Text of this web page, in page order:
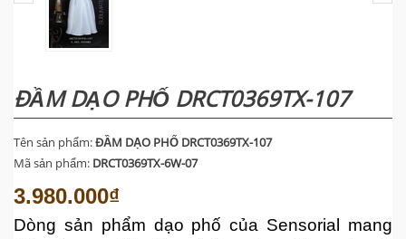
ĐẦM DẠO PHỐ DRCT0369TX-107
Tên sản phẩm:ĐẦM DẠO PHỐ DRCT0369TX-107
Mã sản phẩm: DRCT0369TX-6W-07
3.980.000₫
Dòng sản phẩm dạo phố của Sensorial mang